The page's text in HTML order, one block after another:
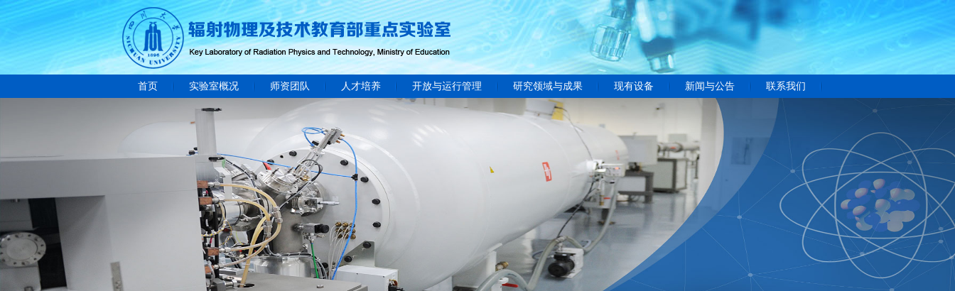
首页 实验室概况 师资团队 人才培养 开放与运行管理 研究领域与成果 现有设备 新闻与公告 联系我们